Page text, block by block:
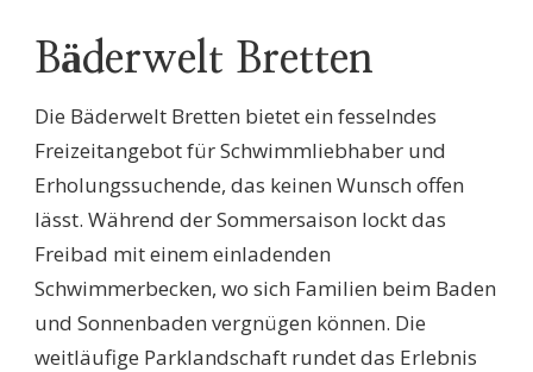
Bäderwelt Bretten
Die Bäderwelt Bretten bietet ein fesselndes
Freizeitangebot für Schwimmliebhaber und
Erholungssuchende, das keinen Wunsch offen
lässt. Während der Sommersaison lockt das
Freibad mit einem einladenden
Schwimmerbecken, wo sich Familien beim Baden
und Sonnenbaden vergnügen können. Die
weitläufige Parklandschaft rundet das Erlebnis